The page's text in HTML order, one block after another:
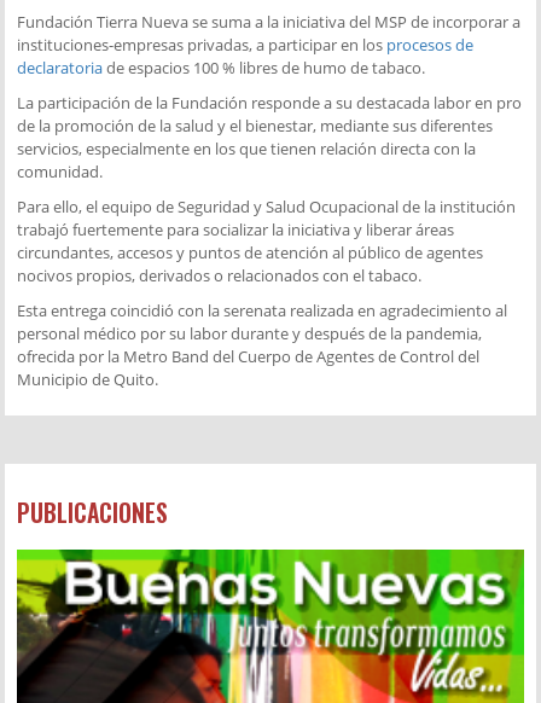
Fundación Tierra Nueva se suma a la iniciativa del MSP de incorporar a
instituciones-empresas privadas, a participar en los procesos de
declaratoriade espacios 100 % libres de humo de tabaco.
La participación de la Fundación responde a su destacada labor en pro
de la promoción de la salud y el bienestar, mediante sus diferentes
servicios, especialmente en los que tienen relación directa con la
comunidad.
Para ello, el equipo de Seguridad y Salud Ocupacional de la institución
trabajó fuertemente para socializar la iniciativa y liberar áreas
circundantes, accesos y puntos de atención al público de agentes
nocivos propios, derivados o relacionados con el tabaco.
Esta entrega coincidió con la serenata realizada en agradecimiento al
personal médico por su labor durante y después de la pandemia,
ofrecida por la Metro Band del Cuerpo de Agentes de Control del
Municipio de Quito.
PUBLICACIONES